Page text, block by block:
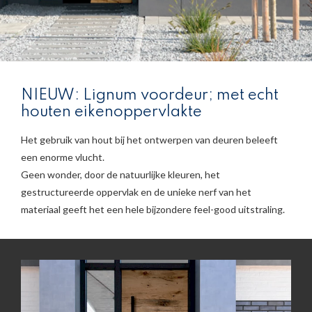
NIEUW: Lignum voordeur; met echt
houten eikenoppervlakte
Het gebruik van hout bij het ontwerpen van deuren beleeft
een enorme vlucht.
Geen wonder, door de natuurlijke kleuren, het
gestructureerde oppervlak en de unieke nerf van het
materiaal geeft het een hele bijzondere feel-good uitstraling.